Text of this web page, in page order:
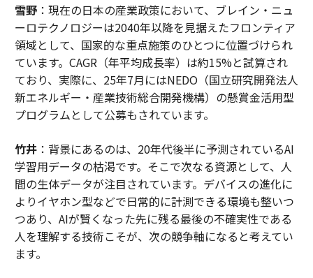
雪野：現在の日本の産業政策において、ブレイン・ニュ
ーロテクノロジーは2040年以降を見据えたフロンティア
領域として、国家的な重点施策のひとつに位置づけられ
ています。CAGR（年平均成長率）は約15%と試算され
ており、実際に、25年7月にはNEDO（国立研究開発法人
新エネルギー・産業技術総合開発機構）の懸賞金活用型
プログラムとして公募もされています。
竹井：背景にあるのは、20年代後半に予測されているAI
学習用データの枯渇です。そこで次なる資源として、人
間の生体データが注目されています。デバイスの進化に
よりイヤホン型などで日常的に計測できる環境も整いつ
つあり、AIが賢くなった先に残る最後の不確実性である
人を理解する技術こそが、次の競争軸になると考えてい
ます。